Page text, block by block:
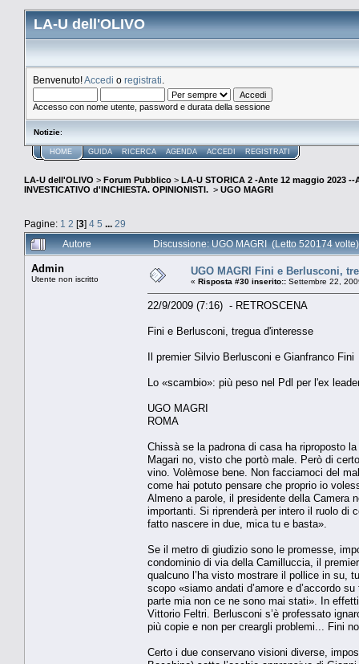
LA-U dell'OLIVO
Benvenuto!Accedi o registrati
Accesso con nome utente, password e durata della sessione
Notizie:
HOME GUIDA RICERCA AGENDA ACCEDI REGISTRATI
LA-U dell'OLIVO > Forum Pubblico > LA-U STORICA 2 -Ante 12 maggio 2023 --
INVESTICATIVO d'INCHIESTA. OPINIONISTI. > UGO MAGRI
Pagine: 1 2 [3] 4 5 ... 29
Autore
Discussione: UGO MAGRI (Letto 520174 volte)
Admin
Utente non iscritto
UGO MAGRI Fini e Berlusconi,
« Risposta #30 inserito:: Settembre 22,
22/9/2009 (7:16) - RETROSCENA
Fini e Berlusconi, tregua d'interesse
Il premier Silvio Berlusconi e Gianfranco Fini
Lo «scambio»: più peso nel Pdl per l'ex
UGO MAGRI
ROMA
Chissà se la padrona di casa ha riproposto
Magari no, visto che portò male. Però di
vino. Volèmose bene. Non facciamoci del
come hai potuto pensare che proprio io
Almeno a parole, il presidente della Camera
importanti. Si riprenderà per intero il ruolo di
fatto nascere in due, mica tu e basta».
Se il metro di giudizio sono le promesse,
condominio di via della Camilluccia, il
qualcuno l’ha visto mostrare il pollice in su,
scopo «siamo andati d’amore e d’accordo
parte mia non ce ne sono mai stati». In
Vittorio Feltri. Berlusconi s’è professato
più copie e non per creargli problemi... Fini
Certo i due conservano visioni diverse,